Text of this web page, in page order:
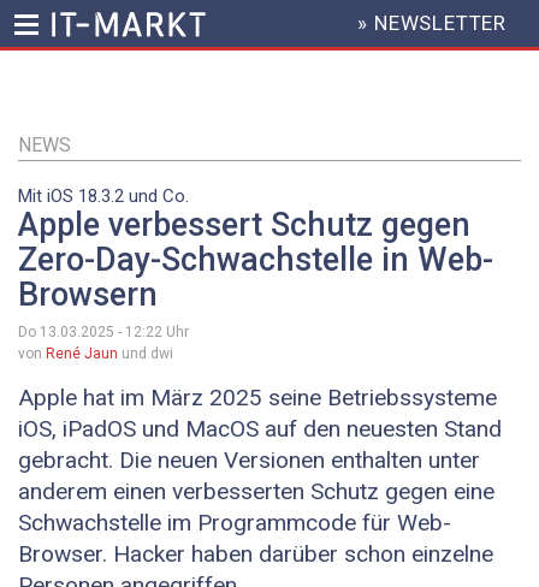
Inhalt
HEADER
MENU
» NEWSLETTER
NEWS
Mit iOS 18.3.2 und Co.
Apple verbessert Schutz gegen
Zero-Day-Schwachstelle in Web-
Browsern
Do 13.03.2025 - 12:22 Uhr
von René Jaun und dwi
Apple hat im März 2025 seine Betriebssysteme
iOS, iPadOS und MacOS auf den neuesten Stand
gebracht. Die neuen Versionen enthalten unter
anderem einen verbesserten Schutz gegen eine
Schwachstelle im Programmcode für Web-
Browser. Hacker haben darüber schon einzelne